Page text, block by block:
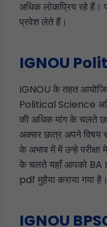
अधिक लोकप्रिय रहे हैं।
प्रवेश लेते हैं।
IGNOU
IGNOU के तहत
Political Science
की अधिक मांग के चलते
अक्सर छात्र अपने विषय
के अभाव में में उन्हे
के चलते यहाँ आपको
pdf मुहैया कराया गया है।
IGNOU